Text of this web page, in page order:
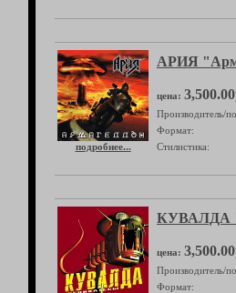
подробнее...
АРИЯ
цена:
Производитель/
Формат:
Стилистика:
КУВАЛДА
цена:
Производитель/
Формат: